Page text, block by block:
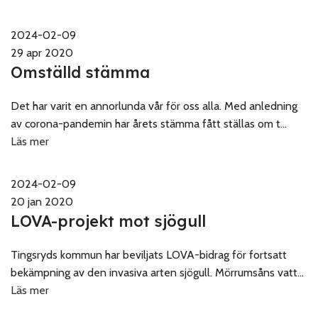
2024-02-09
29 apr 2020
Omställd stämma
Det har varit en annorlunda vår för oss alla. Med anledning
av corona-pandemin har årets stämma fått ställas om t...
Läs mer
2024-02-09
20 jan 2020
LOVA-projekt mot sjögull
Tingsryds kommun har beviljats LOVA-bidrag för fortsatt
bekämpning av den invasiva arten sjögull. Mörrumsåns vatt...
Läs mer